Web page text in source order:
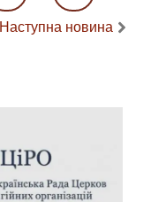
Наступна новина